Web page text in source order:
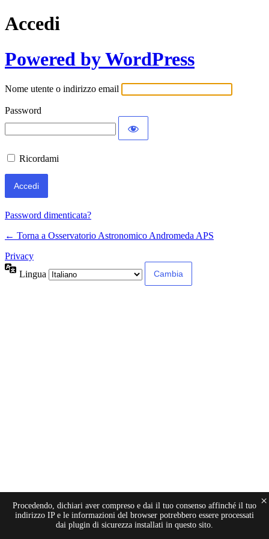
Accedi
Powered by WordPress
Nome utente o indirizzo email
Password
Ricordami
Password dimenticata?
← Torna a Osservatorio Astronomico Andromeda APS
Privacy
Lingua
Procedendo, dichiari aver compreso e dai il tuo consenso affinché il tuo
indirizzo IP e le informazioni del browser potrebbero essere processati
dai plugin di sicurezza installati in questo sito.
×